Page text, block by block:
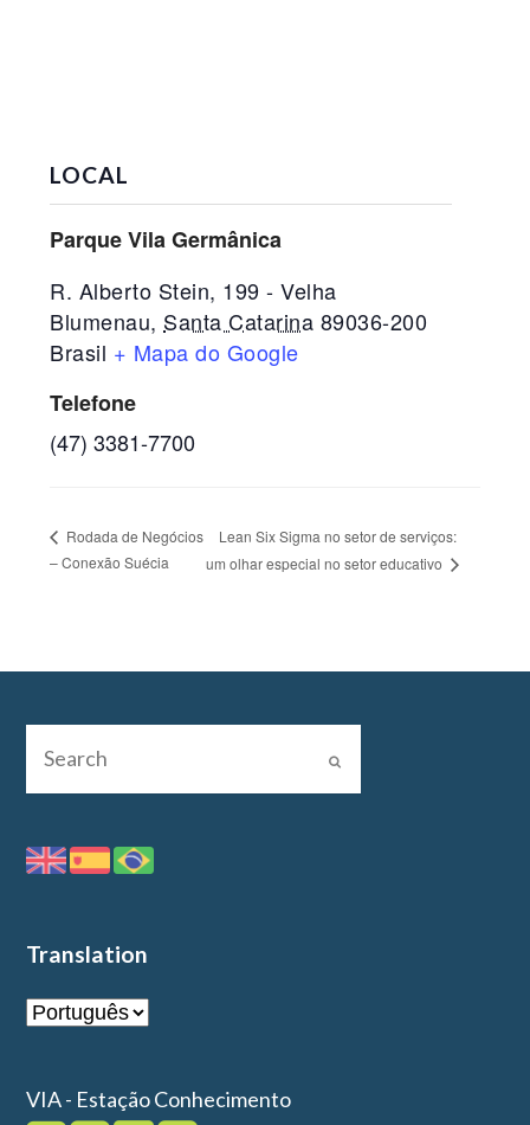
LOCAL
Parque Vila Germânica
R. Alberto Stein, 199 - Velha
Blumenau, Santa Catarina 89036-200
Brasil + Mapa do Google
Telefone
(47) 3381-7700
Rodada de Negócios
– Conexão Suécia
Lean Six Sigma no setor de serviços:
um olhar especial no setor educativo
Translation
VIA - Estação Conhecimento